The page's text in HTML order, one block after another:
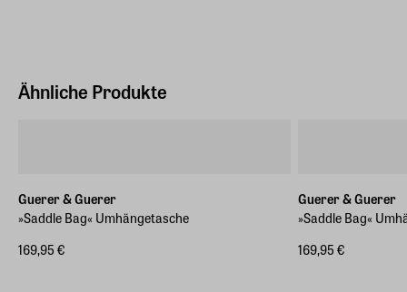
Ähnliche Produkte
Guerer & Guerer
»Saddle Bag« Umhängetasche
169,95 €
Guerer & Guerer
»Saddle Bag«
169,95 €